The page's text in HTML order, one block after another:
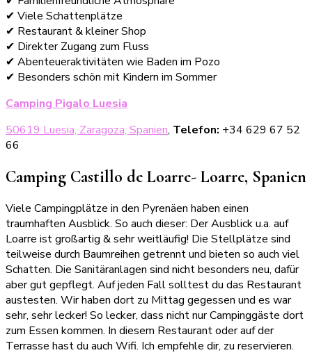
✔ Viele Schattenplätze
✔ Restaurant & kleiner Shop
✔ Direkter Zugang zum Fluss
✔ Abenteueraktivitäten wie Baden im Pozo
✔ Besonders schön mit Kindern im Sommer
Camping Pigalo Luesia
50619 Luesia, Zaragoza, Spanien, Telefon: +34 629 67 52
66
Camping Castillo de Loarre- Loarre, Spanien
Viele Campingplätze in den Pyrenäen haben einen
traumhaften Ausblick. So auch dieser: Der Ausblick u.a. auf
Loarre ist großartig & sehr weitläufig! Die Stellplätze sind
teilweise durch Baumreihen getrennt und bieten so auch viel
Schatten. Die Sanitäranlagen sind nicht besonders neu, dafür
aber gut gepflegt. Auf jeden Fall solltest du das Restaurant
austesten. Wir haben dort zu Mittag gegessen und es war
sehr, sehr lecker! So lecker, dass nicht nur Campinggäste dort
zum Essen kommen. In diesem Restaurant oder auf der
Terrasse hast du auch Wifi. Ich empfehle dir, zu reservieren.